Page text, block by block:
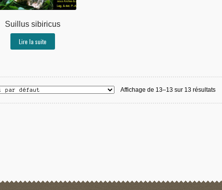
Suillus sibiricus
Lire la suite
Affichage de 13–13 sur 13 résultats